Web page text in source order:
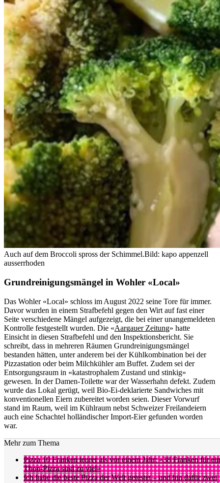
Auch auf dem Broccoli spross der Schimmel.Bild: kapo appenzell
ausserrhoden
Grundreinigungsmängel in Wohler «Local»
Das Wohler «Local» schloss im August 2022 seine Tore für immer.
Davor wurden in einem Strafbefehl gegen den Wirt auf fast einer
Seite verschiedene Mängel aufgezeigt, die bei einer unangemeldeten
Kontrolle festgestellt wurden. Die «Aargauer Zeitung» hatte
Einsicht in diesen Strafbefehl und den Inspektionsbericht. Sie
schreibt, dass in mehreren Räumen Grundreinigungsmängel
bestanden hätten, unter anderem bei der Kühlkombination bei der
Pizzastation oder beim Milchkühler am Buffet. Zudem sei der
Entsorgungsraum in «katastrophalem Zustand und stinkig»
gewesen. In der Damen-Toilette war der Wasserhahn defekt. Zudem
wurde das Lokal gerügt, weil Bio-Ei-deklarierte Sandwiches mit
konventionellen Eiern zubereitet worden seien. Dieser Vorwurf
stand im Raum, weil im Kühlraum nebst Schweizer Freilandeiern
auch eine Schachtel holländischer Import-Eier gefunden worden
war.
Mehr zum Thema
Pizza 10 Franken teurer als vor einem Jahr: «38 Franken für
Thon-Pizza sind zu viel»
Ich habe die beste Pizza der Welt getestet – und bin dafür zwei